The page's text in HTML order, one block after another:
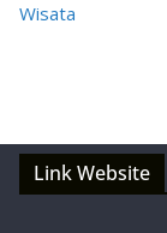
Wisata
Link Website